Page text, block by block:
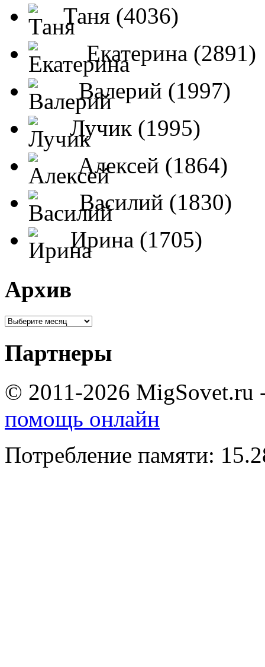
Таня (4036)
Екатерина (2891)
Валерий (1997)
Лучик (1995)
Алексей (1864)
Василий (1830)
Ирина (1705)
Архив
Партнеры
© 2011-2026 MigSovet.ru
помощь онлайн
Потребление памяти: